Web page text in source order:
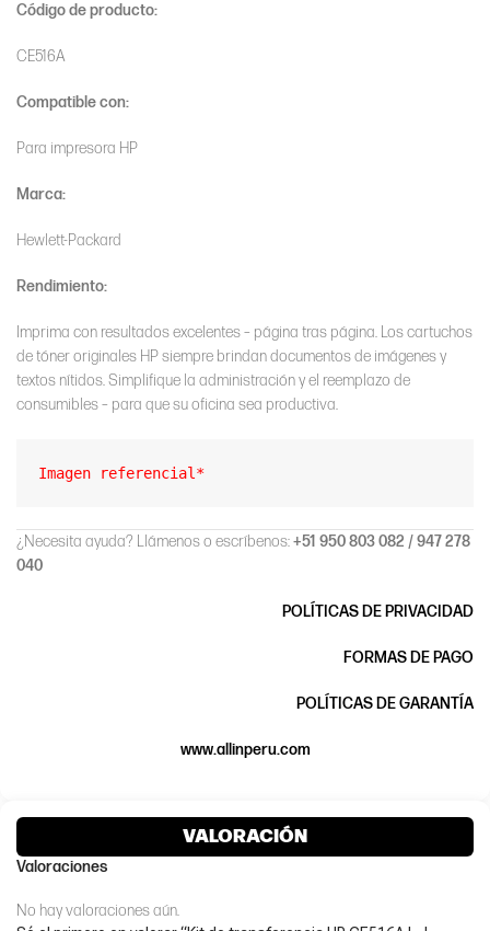
Códigode producto:
CE516A
Compatible con:
Para impresora HP
Marca:
Hewlett-Packard
Rendimiento:
Imprima con resultados excelentes – página tras página. Los cartuchos
de tóner originales HP siempre brindan documentos de imágenes y
textos nítidos. Simplifique la administración y el reemplazo de
consumibles – para que su oficina sea productiva.
Imagen referencial*
¿Necesita ayuda? Llámenos o escríbenos:+51 950 803 082 / 947 278
040
POLÍTICAS DE PRIVACIDAD
FORMAS DE PAGO
POLÍTICAS DE GARANTÍA
www.allinperu.com
VALORACIÓN
Valoraciones
No hay valoraciones aún.